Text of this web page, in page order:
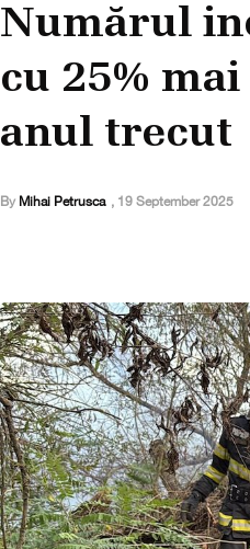
Numărul
cu 25%
anul trecut
By Mihai Petrusca , 19 September 2025